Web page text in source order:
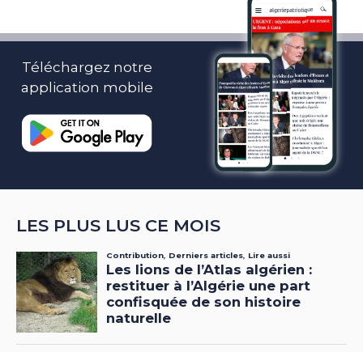
Téléchargez notre
application mobile
LES PLUS LUS CE MOIS